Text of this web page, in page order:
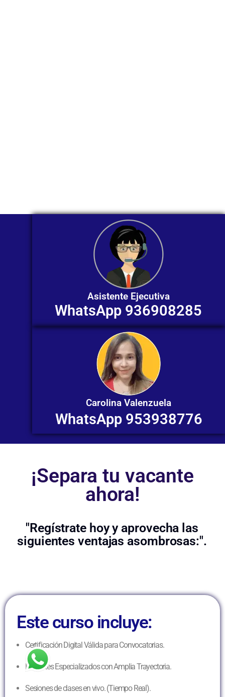
Asistente Ejecutiva
WhatsApp 936908285
Carolina Valenzuela
WhatsApp 953938776
¡Separa tu vacante
ahora!
"Regístrate hoy y aprovecha las
siguientes ventajas asombrosas:".
Este curso incluye:
Certificación Digital Válida para Convocatorias.
Docentes Especializados con Amplia Trayectoria.
Sesiones de clases en vivo. (Tiempo Real).